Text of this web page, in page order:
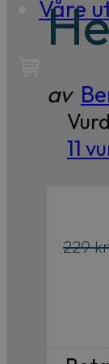
Våre
av
11
229kr